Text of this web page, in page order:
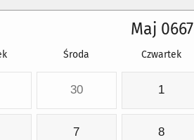
Maj 0667
Środa Czwartek
30 1
7 8